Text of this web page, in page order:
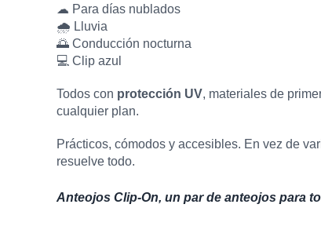
☁ Para días nublados
🌧 Lluvia
🌅 Conducción nocturna
💻 Clip azul
Todos con protección UV, materiales de
cualquier plan.
Prácticos, cómodos y accesibles. En vez de
resuelve todo.
Anteojos Clip-On, un par de anteojos para